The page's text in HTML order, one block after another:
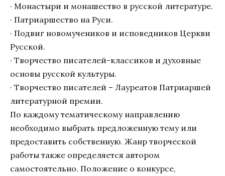
· Монастыри и монашество в русской литературе.
· Патриаршество на Руси.
· Подвиг новомучеников и исповедников Церкви
Русской.
· Творчество писателей-классиков и духовные
основы русской культуры.
· Творчество писателей – Лауреатов Патриаршей
литературной премии.
По каждому тематическому направлению
необходимо выбрать предложенную тему или
предоставить собственную. Жанр творческой
работы также определяется автором
самостоятельно. Положение о конкурсе,